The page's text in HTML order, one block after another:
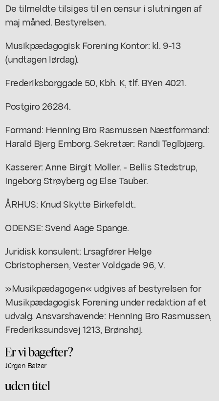
De tilmeldte tilsiges til en censur i slutningen af
maj måned. Bestyrelsen.
Musikpædagogisk Forening Kontor: kl. 9-13
(undtagen lørdag).
Frederiksborggade 50, Kbh. K, tlf. BYen 4021.
Postgiro 26284.
Formand: Henning Bro Rasmussen Næstformand:
Harald Bjerg Emborg. Sekretær: Randi Teglbjærg.
Kasserer: Anne Birgit Moller. - Bellis Stedstrup,
Ingeborg Strøyberg og Else Tauber.
ÅRHUS: Knud Skytte Birkefeldt.
ODENSE: Svend Aage Spange.
Juridisk konsulent: Lrsagfører Helge
Cbristophersen, Vester Voldgade 96, V.
»Musikpædagogen« udgives af bestyrelsen for
Musikpædagogisk Forening under redaktion af et
udvalg. Ansvarshavende: Henning Bro Rasmussen,
Frederikssundsvej 1213, Brønshøj.
Er vi bagefter?
Jürgen Balzer
uden titel